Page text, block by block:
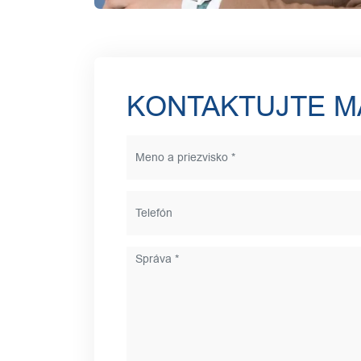
KONTAKTUJTE